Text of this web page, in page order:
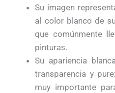
Su imagen
al color blanco de
que comúnmente
pinturas.
Su apariencia
transparencia y
muy importante